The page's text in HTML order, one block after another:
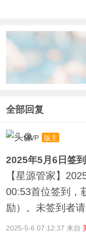
全部回复
MVP 版主
2025年5月6日签
【星源管家】
00:53首位签到，
励）。未签到者请
2025-5-6 07:12:37 来自